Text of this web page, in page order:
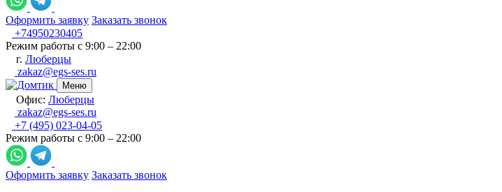
Оформить заявку Заказать звонок
+74950230405
Режим работы с 9:00 – 22:00
г. Люберцы
zakaz@egs-ses.ru
Меню
Офис: Люберцы
zakaz@egs-ses.ru
+7 (495) 023-04-05
Режим работы с 9:00 – 22:00
Оформить заявку Заказать звонок